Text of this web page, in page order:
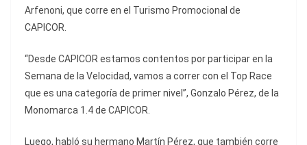
Arfenoni, que corre en el Turismo Promocional de
CAPICOR.
“Desde CAPICOR estamos contentos por participar en la
Semana de la Velocidad, vamos a correr con el Top Race
que es una categoría de primer nivel”, Gonzalo Pérez, de la
Monomarca 1.4 de CAPICOR.
Luego, habló su hermano Martín Pérez, que también corre